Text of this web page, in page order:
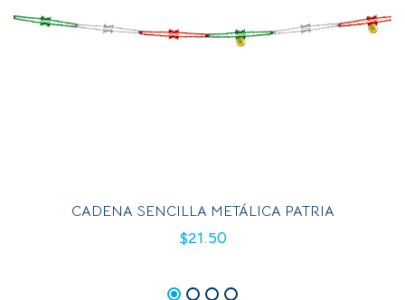
CADENA SENCILLA METÁLICA PATRIA
$21.50